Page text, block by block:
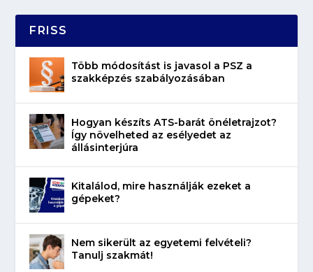
FRISS
Több módosítást is javasol a PSZ a
szakképzés szabályozásában
Hogyan készíts ATS-barát önéletrajzot?
Így növelheted az esélyedet az
állásinterjúra
Kitalálod, mire használják ezeket a
gépeket?
Nem sikerült az egyetemi felvételi?
Tanulj szakmát!